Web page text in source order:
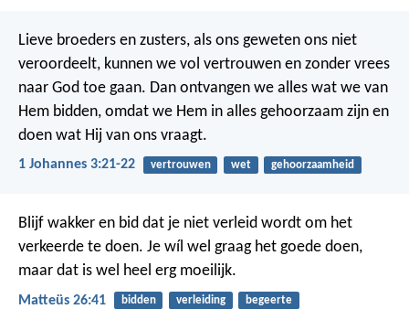
Lieve broeders en zusters, als ons geweten ons niet
veroordeelt, kunnen we vol vertrouwen en zonder vrees
naar God toe gaan. Dan ontvangen we alles wat we van
Hem bidden, omdat we Hem in alles gehoorzaam zijn en
doen wat Hij van ons vraagt.
1 Johannes 3:21-22 vertrouwen wet gehoorzaamheid
Blijf wakker en bid dat je niet verleid wordt om het
verkeerde te doen. Je wíl wel graag het goede doen,
maar dat is wel heel erg moeilijk.
Matteüs 26:41 bidden verleiding begeerte